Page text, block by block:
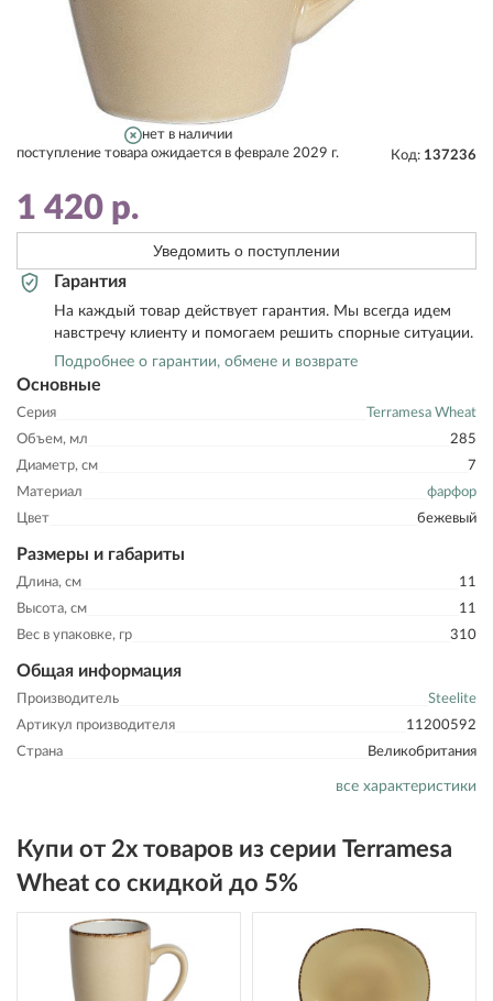
Основные
Серия
Terramesa Wheat
Объем, мл
285
Диаметр, см
7
Материал
фарфор
Цвет
бежевый
Размеры и габариты
Длина, см
11
Высота, см
11
Вес в упаковке, гр
310
Общая информация
Производитель
Steelite
Артикул производителя
11200592
Страна
Великобритания
все характеристики
нет в наличии
поступление товара ожидается в феврале 2029 г.
Код: 137236
1 420 р.
Уведомить о поступлении
Гарантия
На каждый товар действует гарантия. Мы всегда идем
навстречу клиенту и помогаем решить спорные ситуации.
Подробнее о гарантии, обмене и возврате
Купи от 2х товаров из серии Terramesa
Wheat со скидкой до 5%